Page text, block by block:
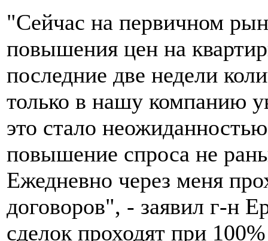
"Сейчас на первичном
повышения цен на
последние две недели
только в нашу компанию
это стало
повышение спроса не
Ежедневно через меня
договоров", - заявил г-н
сделок проходят при